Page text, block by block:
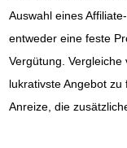
Auswahl eines
entweder eine feste
Vergütung.
lukrativste Angebot
Anreize, die